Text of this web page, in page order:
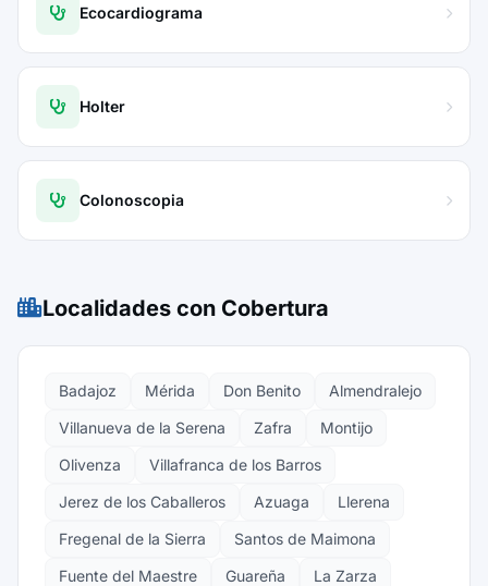
Ecocardiograma
Holter
Colonoscopia
Localidades con Cobertura
Badajoz Mérida Don Benito
Almendralejo
Villanueva de la Serena
Zafra
Montijo
Olivenza
Villafranca de los Barros
Jerez de los Caballeros
Azuaga
Llerena
Fregenal de la Sierra
Santos de Maimona
Fuente del Maestre
Guareña
La Zarza